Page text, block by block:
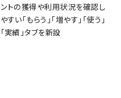
ントの獲得や利用状況を確認し
やすい「もらう」「増やす」「使う」
「実績」タブを新設